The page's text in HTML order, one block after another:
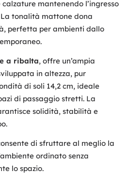
mantenendo l’ingresso
tonalità mattone dona
perfetta per ambienti dallo
a ribalta, offre un’ampia
in altezza, pur
di soli 14,2 cm, ideale
di passaggio stretti. La
solidità, stabilità e
di sfruttare al meglio la
ordinato senza
lo spazio.